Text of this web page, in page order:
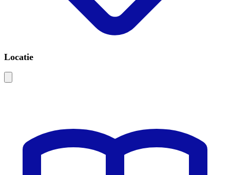
Locatie